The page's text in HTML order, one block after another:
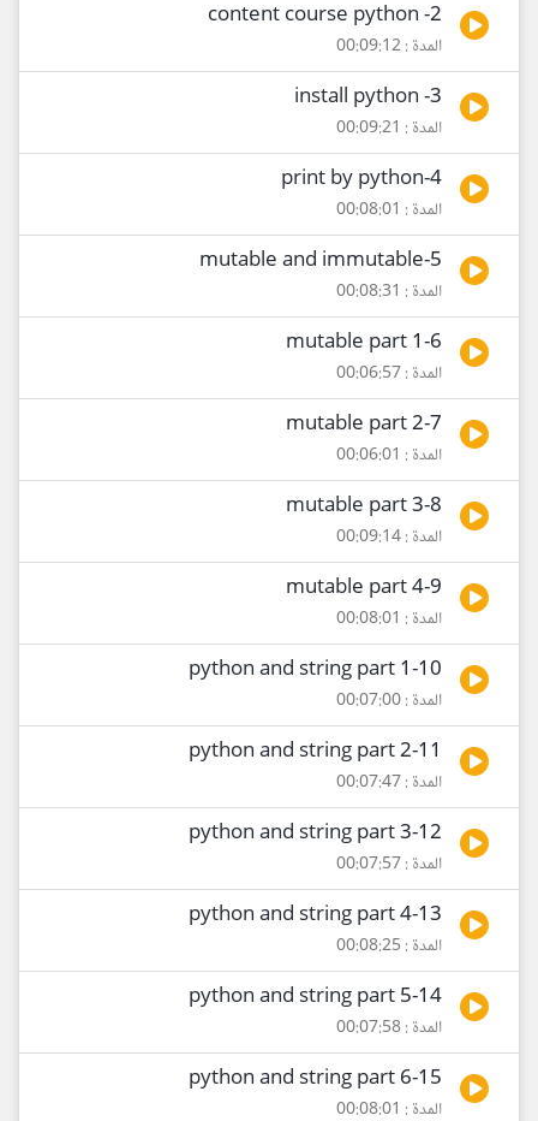
2- content course python
المدة : 00:09:12
3- install python
المدة : 00:09:21
4-print by python
المدة : 00:08:01
5-mutable and immutable
المدة : 00:08:31
6-mutable part 1
المدة : 00:06:57
7-mutable part 2
المدة : 00:06:01
8-mutable part 3
المدة : 00:09:14
9-mutable part 4
المدة : 00:08:01
10-python and string part 1
المدة : 00:07:00
11-python and string part 2
المدة : 00:07:47
12-python and string part 3
المدة : 00:07:57
13-python and string part 4
المدة : 00:08:25
14-python and string part 5
المدة : 00:07:58
15-python and string part 6
المدة : 00:08:01